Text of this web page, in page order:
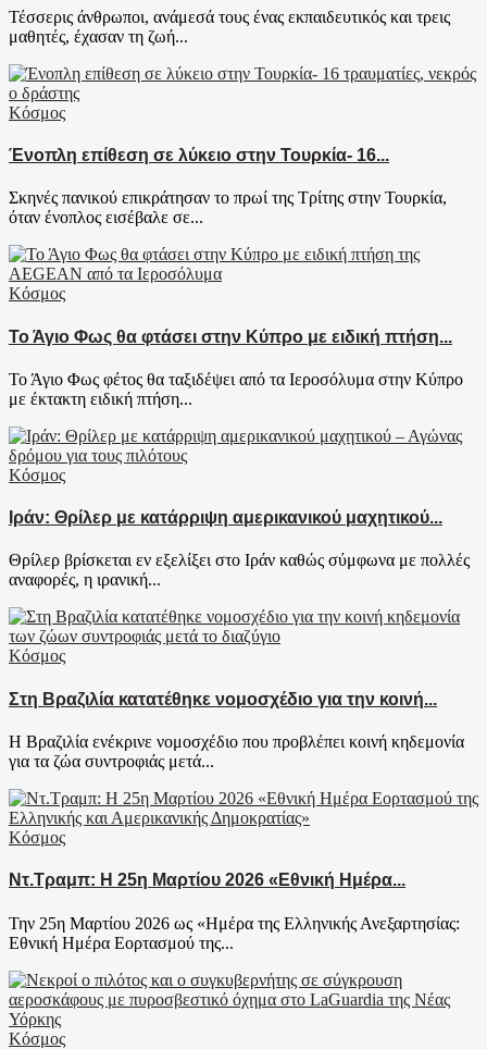
Τέσσερις άνθρωποι, ανάμεσά τους ένας εκπαιδευτικός και τρεις
μαθητές, έχασαν τη ζωή...
Κόσμος
Ένοπλη επίθεση σε λύκειο στην Τουρκία- 16...
Σκηνές πανικού επικράτησαν το πρωί της Τρίτης στην Τουρκία,
όταν ένοπλος εισέβαλε σε...
Κόσμος
Το Άγιο Φως θα φτάσει στην Κύπρο με ειδική πτήση...
Το Άγιο Φως φέτος θα ταξιδέψει από τα Ιεροσόλυμα στην Κύπρο
με έκτακτη ειδική πτήση...
Κόσμος
Ιράν: Θρίλερ με κατάρριψη αμερικανικού μαχητικού...
Θρίλερ βρίσκεται εν εξελίξει στο Ιράν καθώς σύμφωνα με πολλές
αναφορές, η ιρανική...
Κόσμος
Στη Βραζιλία κατατέθηκε νομοσχέδιο για την κοινή...
Η Βραζιλία ενέκρινε νομοσχέδιο που προβλέπει κοινή κηδεμονία
για τα ζώα συντροφιάς μετά...
Κόσμος
Ντ.Τραμπ: Η 25η Μαρτίου 2026 «Εθνική Ημέρα...
Την 25η Μαρτίου 2026 ως «Ημέρα της Ελληνικής Ανεξαρτησίας:
Εθνική Ημέρα Εορτασμού της...
Κόσμος